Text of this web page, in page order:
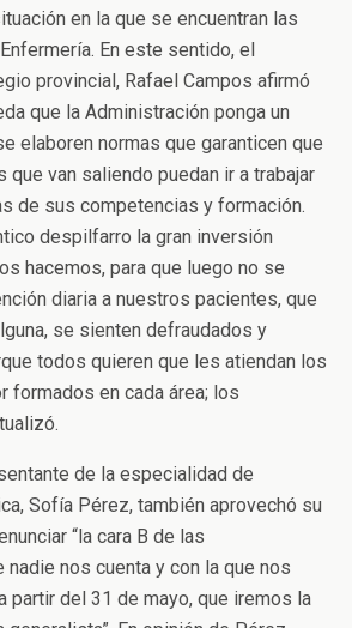
en la que se encuentran las
En este sentido, el
provincial, Rafael Campos afirmó
que la Administración ponga un
elaboren normas que garanticen que
van saliendo puedan ir a trabajar
de sus competencias y formación.
despilfarro la gran inversión
hacemos, para que luego no se
diaria a nuestros pacientes, que
se sienten defraudados y
todos quieren que les atiendan los
formados en cada área; los
de la especialidad de
Sofía Pérez, también aprovechó su
“la cara B de las
nos cuenta y con la que nos
partir del 31 de mayo, que iremos la